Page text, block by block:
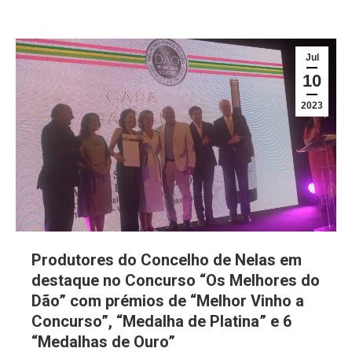
Jul
10
2023
Produtores do Concelho de Nelas em
destaque no Concurso “Os Melhores do
Dão” com prémios de “Melhor Vinho a
Concurso”, “Medalha de Platina” e 6
“Medalhas de Ouro”